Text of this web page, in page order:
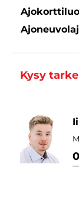
Kysy